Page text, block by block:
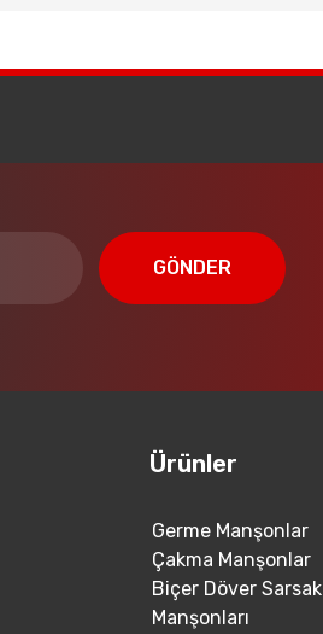
GÖNDER
Ürünler
Germe Manşonlar
Çakma Manşonlar
Biçer Döver Sarsak
Manşonları